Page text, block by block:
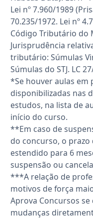
Lei nº 7.960/1989
70.235/1972. Lei nº
Código Tributário do
Jurisprudência
tributário: Súmulas
Súmulas do STJ. LC
*Se houver aulas em
disponibilizadas nas
estudos, na lista de
início do curso.
**Em caso de
do concurso, o
estendido para 6
suspensão ou
***A relação de
motivos de força
Aprova Concursos
mudanças